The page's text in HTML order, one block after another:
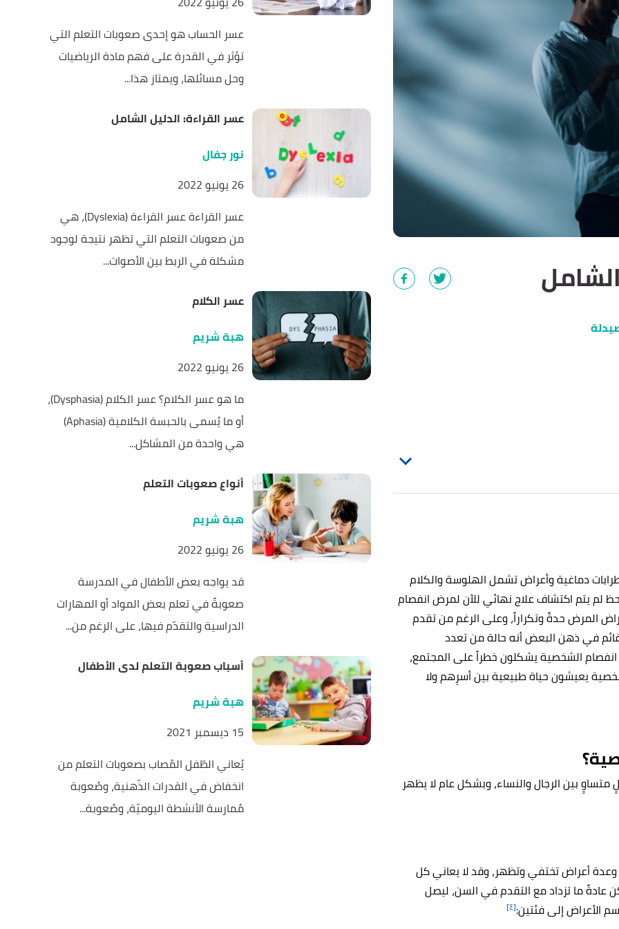
دماغية وأعراض تشمل الهلوسة والكلام
لم يتم اكتشاف علاج نهائي للآن لمرض انفصام
المرض حدةً وتكراراً، وعلى الرغم من تقدم
في ذهن البعض أنه حالة من تعدد
انفصام الشخصية يشكلون خطراً على المجتمع،
يعيشون حياة طبيعية بين أسرِهم ولا
شخص من كل 100 شخص بشكلٍ متساوٍ بين الرجال والنساء، وبشكل عام لا يظهر
أعراض تختفي وتظهر، وقد لا يعاني كل
ما تزداد مع التقدم في السن، ليصل
الأعراض إلى فئتين:[٤]
عسر الحساب هو إحدى صعوبات التعلم التي
تؤثر في القدرة على فهم مادة الرياضيات
وحل مسائلها، ويمتاز هذا...
عسر القراءة: الدليل الشامل
نور جفال
26 يونيو 2022
عسر القراءة عسر القراءة (Dyslexia)، هي
من صعوبات التعلم التي تظهر نتيجة لوجود
مشكلة في الربط بين الأصوات...
عسر الكلام
هبة شريم
26 يونيو 2022
ما هو عسر الكلام؟ عسر الكلام (Dysphasia)،
أو ما يُسمى بالحبسة الكلامية (Aphasia)
هي واحدة من المشاكل...
أنواع صعوبات التعلم
هبة شريم
26 يونيو 2022
قد يواجه بعض الأطفال في المدرسة
صعوبةً في تعلم بعض المواد أو المهارات
الدراسية والتقدّم فيها، على الرغم من...
أسباب صعوبة التعلم لدى الأطفال
هبة شريم
15 ديسمبر 2021
يُعاني الطّفل المُصاب بصعوبات التعلم من
انخفاض في القدرات الذّهنية، وصُعوبة
مُمارسة الأنشطة اليوميّة، وصُعوبة...